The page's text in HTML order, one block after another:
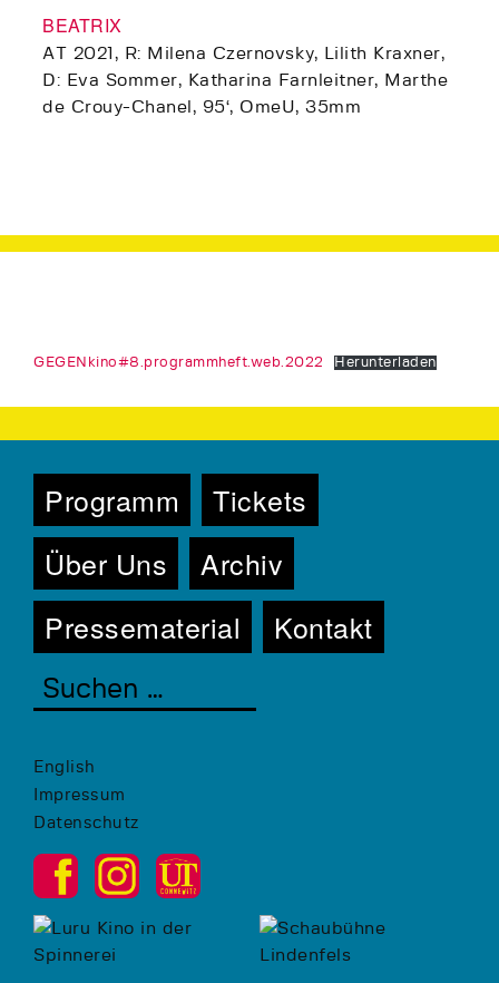
BEATRIX
AT 2021, R: Milena Czernovsky, Lilith Kraxner,
D: Eva Sommer, Katharina Farnleitner, Marthe
de Crouy-Chanel, 95‘, OmeU, 35mm
GEGENkino#8.programmheft.web.2022 Herunterladen
Programm
Tickets
Über Uns
Archiv
Pressematerial
Kontakt
English
Impressum
Datenschutz